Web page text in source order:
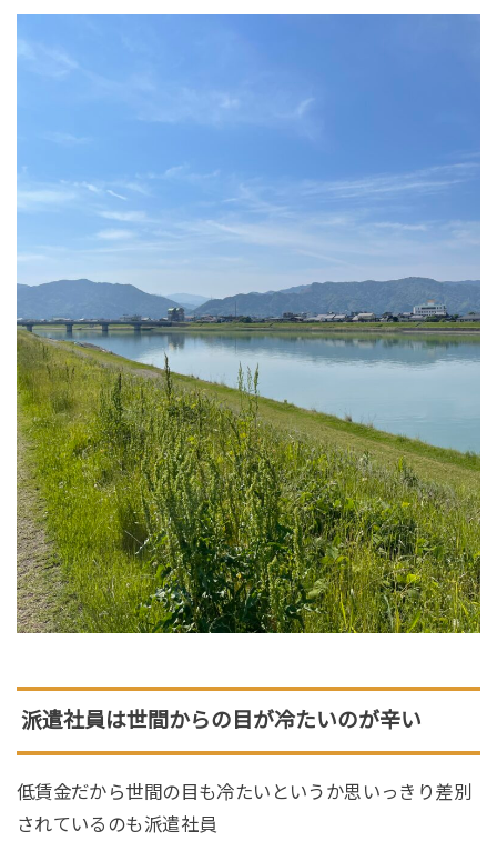
派遣社員は世間からの目が冷たいのが辛い
低賃金だから世間の目も冷たいというか思いっきり差別
されているのも派遣社員